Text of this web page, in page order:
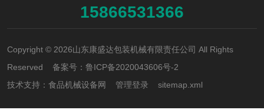
15866531366
Copyright © 2026山东康盛达包装机械有限责任公司 All Rights
Reserved 备案号： 鲁ICP备2020043606号-2
技术支持： 食品机械设备网 管理登录 sitemap.xml